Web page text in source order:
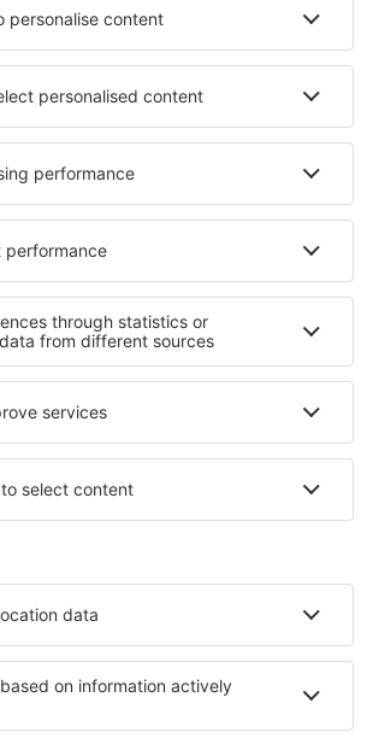
Hoteluri în Doutor Pedrinho
Monts Hoteluri în Berg bei Ravensburg
- regiuni
Hoteluri in Hawaii
Bryce Hoteluri in Florida Coast
Hoteluri în Casanare